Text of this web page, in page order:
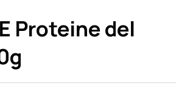
Proteine del